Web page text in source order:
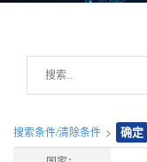
搜索条件/清除条件 > 确定